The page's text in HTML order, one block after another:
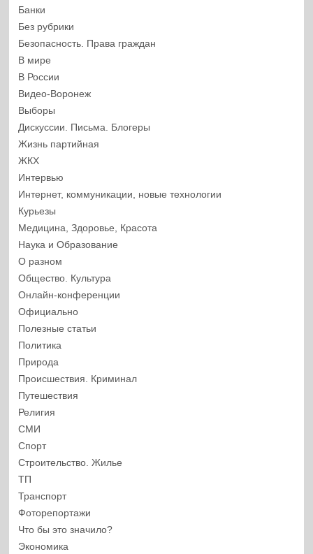
Банки
Без рубрики
Безопасность. Права граждан
В мире
В России
Видео-Воронеж
Выборы
Дискуссии. Письма. Блогеры
Жизнь партийная
ЖКХ
Интервью
Интернет, коммуникации, новые технологии
Курьезы
Медицина, Здоровье, Красота
Наука и Образование
О разном
Общество. Культура
Онлайн-конференции
Официально
Полезные статьи
Политика
Природа
Происшествия. Криминал
Путешествия
Религия
СМИ
Спорт
Строительство. Жилье
ТП
Транспорт
Фоторепортажи
Что бы это значило?
Экономика